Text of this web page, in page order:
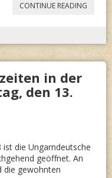
CONTINUE READING
IM
in der
den 13.
die Ungarndeutsche
geöffnet. An
die gewohnten